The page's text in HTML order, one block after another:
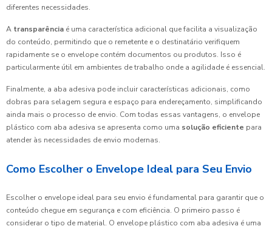
diferentes necessidades.
A transparência é uma característica adicional que facilita a visualização
do conteúdo, permitindo que o remetente e o destinatário verifiquem
rapidamente se o envelope contém documentos ou produtos. Isso é
particularmente útil em ambientes de trabalho onde a agilidade é essencial.
Finalmente, a aba adesiva pode incluir características adicionais, como
dobras para selagem segura e espaço para endereçamento, simplificando
ainda mais o processo de envio. Com todas essas vantagens, o envelope
plástico com aba adesiva se apresenta como uma solução eficiente para
atender às necessidades de envio modernas.
Como Escolher o Envelope Ideal para Seu Envio
Escolher o envelope ideal para seu envio é fundamental para garantir que o
conteúdo chegue em segurança e com eficiência. O primeiro passo é
considerar o tipo de material. O envelope plástico com aba adesiva é uma